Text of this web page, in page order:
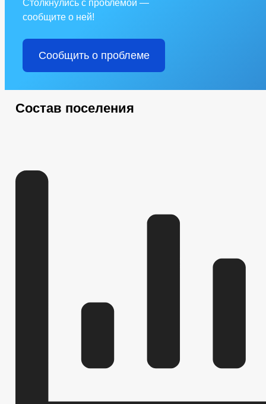
Столкнулись с проблемой —
сообщите о ней!
Сообщить о проблеме
Состав поселения